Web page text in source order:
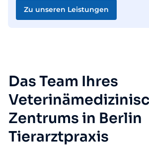
Zu unseren Leistungen
Das Team Ihres
Zentrums in Berlin
Tierarztpraxis